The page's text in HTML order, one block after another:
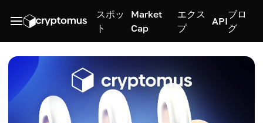
スポッ
ト
Market
Cap
エクス
プ
API
ブロ
グ